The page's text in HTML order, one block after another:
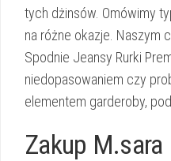
tych dżinsów. Omówimy
na różne okazje. Naszym
Spodnie Jeansy Rurki
niedopasowaniem czy
elementem garderoby,
Zakup M.sara